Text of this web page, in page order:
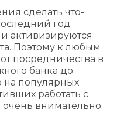
сделать что-
год
активизируются
Поэтому к любым
посредничества в
банка до
на популярных
работать с
внимательно.